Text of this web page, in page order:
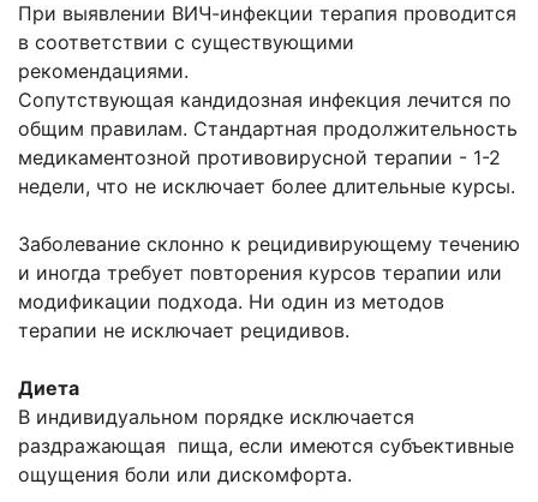
При выявлении ВИЧ-инфекции терапия проводится
в соответствии с существующими
рекомендациями.
Сопутствующая кандидозная инфекция лечится по
общим правилам. Стандартная продолжительность
медикаментозной противовирусной терапии - 1-2
недели, что не исключает более длительные курсы.
Заболевание склонно к рецидивирующему течению
и иногда требует повторения курсов терапии или
модификации подхода. Ни один из методов
терапии не исключает рецидивов.
Диета
В индивидуальном порядке исключается
раздражающая пища, если имеются субъективные
ощущения боли или дискомфорта.